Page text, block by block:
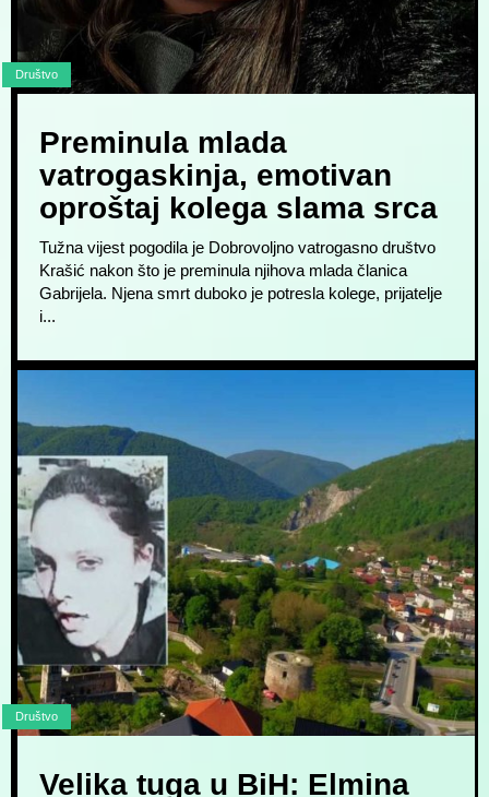
Društvo
Preminula mlada
vatrogaskinja, emotivan
oproštaj kolega slama srca
Tužna vijest pogodila je Dobrovoljno vatrogasno društvo
Krašić nakon što je preminula njihova mlada članica
Gabrijela. Njena smrt duboko je potresla kolege, prijatelje
i...
Društvo
Velika tuga u BiH: Elmina